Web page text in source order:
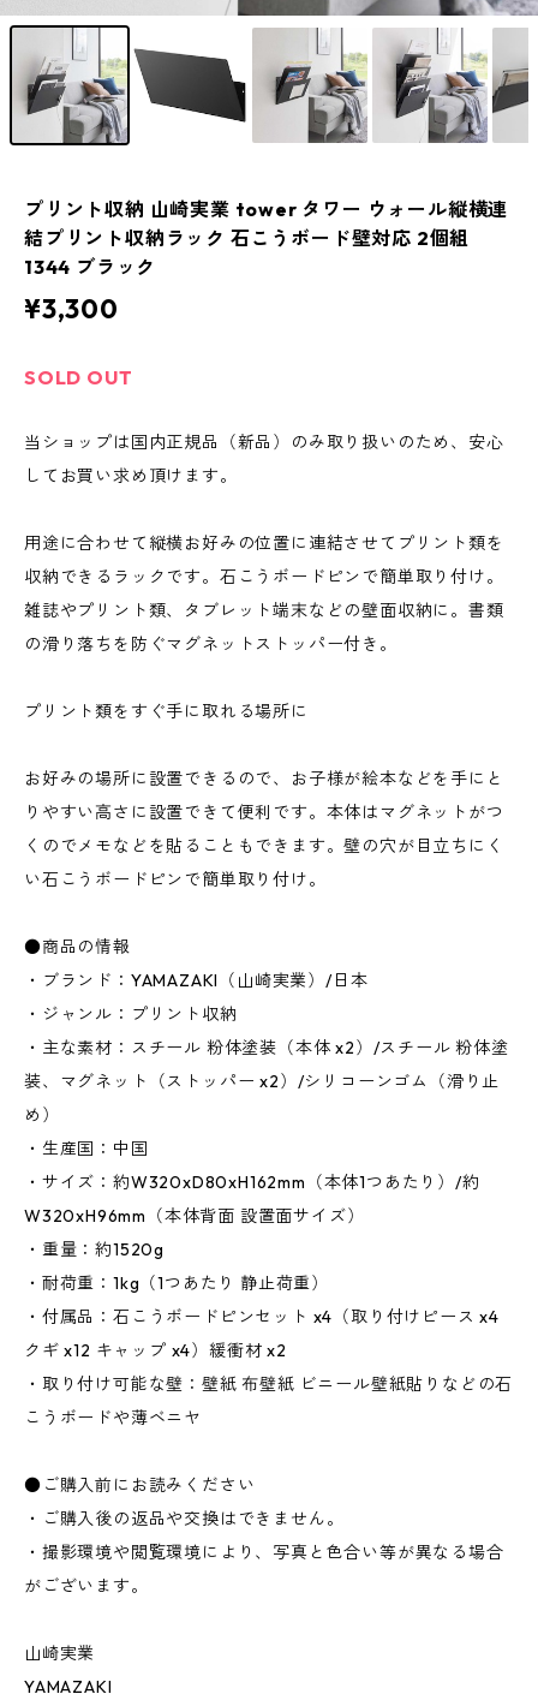
プリント収納 山崎実業 tower タワー ウォール縦横連
結プリント収納ラック 石こうボード壁対応 2個組
1344 ブラック
¥3,300
SOLD OUT
当ショップは国内正規品（新品）のみ取り扱いのため、安心
してお買い求め頂けます。
用途に合わせて縦横お好みの位置に連結させてプリント類を
収納できるラックです。石こうボードピンで簡単取り付け。
雑誌やプリント類、タブレット端末などの壁面収納に。書類
の滑り落ちを防ぐマグネットストッパー付き。
プリント類をすぐ手に取れる場所に
お好みの場所に設置できるので、お子様が絵本などを手にと
りやすい高さに設置できて便利です。本体はマグネットがつ
くのでメモなどを貼ることもできます。壁の穴が目立ちにく
い石こうボードピンで簡単取り付け。
●商品の情報
・ブランド：YAMAZAKI（山崎実業）/日本
・ジャンル：プリント収納
・主な素材：スチール 粉体塗装（本体 x2）/スチール 粉体塗
装、マグネット（ストッパー x2）/シリコーンゴム（滑り止
め）
・生産国：中国
・サイズ：約W320xD80xH162mm（本体1つあたり）/約
W320xH96mm（本体背面 設置面サイズ）
・重量：約1520g
・耐荷重：1kg（1つあたり 静止荷重）
・付属品：石こうボードピンセット x4（取り付けピース x4
クギ x12 キャップ x4）緩衝材 x2
・取り付け可能な壁：壁紙 布壁紙 ビニール壁紙貼りなどの石
こうボードや薄ベニヤ
●ご購入前にお読みください
・ご購入後の返品や交換はできません。
・撮影環境や閲覧環境により、写真と色合い等が異なる場合
がございます。
山崎実業
YAMAZAKI